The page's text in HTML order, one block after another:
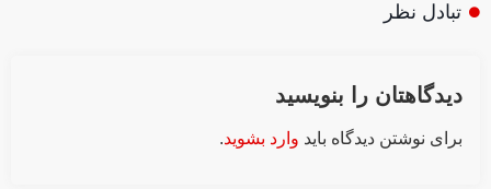
تبادل نظر
دیدگاهتان را بنویسید
برای نوشتن دیدگاه باید وارد بشوید.